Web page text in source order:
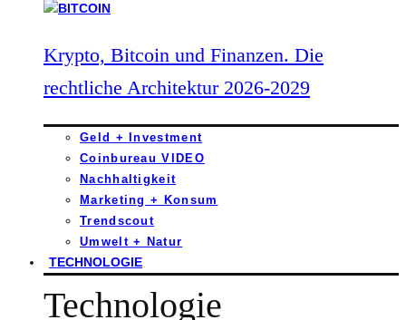
Krypto, Bitcoin und Finanzen. Die
rechtliche Architektur 2026-2029
Geld + Investment
Coinbureau VIDEO
Nachhaltigkeit
Marketing + Konsum
Trendscout
Umwelt + Natur
TECHNOLOGIE
Technologie